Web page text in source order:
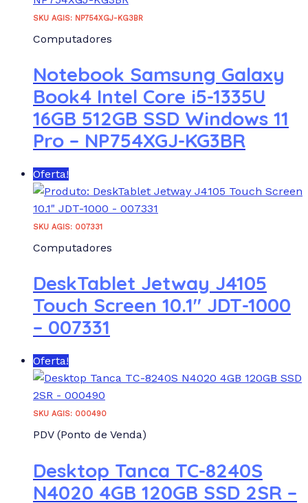
SKU AGIS: NP754XGJ-KG3BR
Computadores
Notebook Samsung Galaxy
Book4 Intel Core i5-1335U
16GB 512GB SSD Windows 11
Pro – NP754XGJ-KG3BR
Oferta!
SKU AGIS: 007331
Computadores
DeskTablet Jetway J4105
Touch Screen 10.1″ JDT-1000
– 007331
Oferta!
SKU AGIS: 000490
PDV (Ponto de Venda)
Desktop Tanca TC-8240S
N4020 4GB 120GB SSD 2SR –